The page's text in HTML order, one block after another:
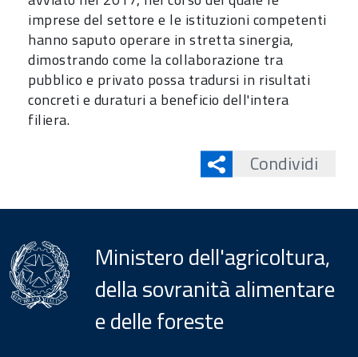
imprese del settore e le istituzioni competenti
hanno saputo operare in stretta sinergia,
dimostrando come la collaborazione tra
pubblico e privato possa tradursi in risultati
concreti e duraturi a beneficio dell'intera
filiera.
Condividi
Ministero dell'agricoltura,
della sovranità alimentare
e delle foreste